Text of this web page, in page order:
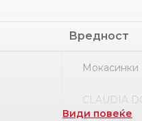
Вредност
Мокасинки
CLAUDIA
Види повеќе